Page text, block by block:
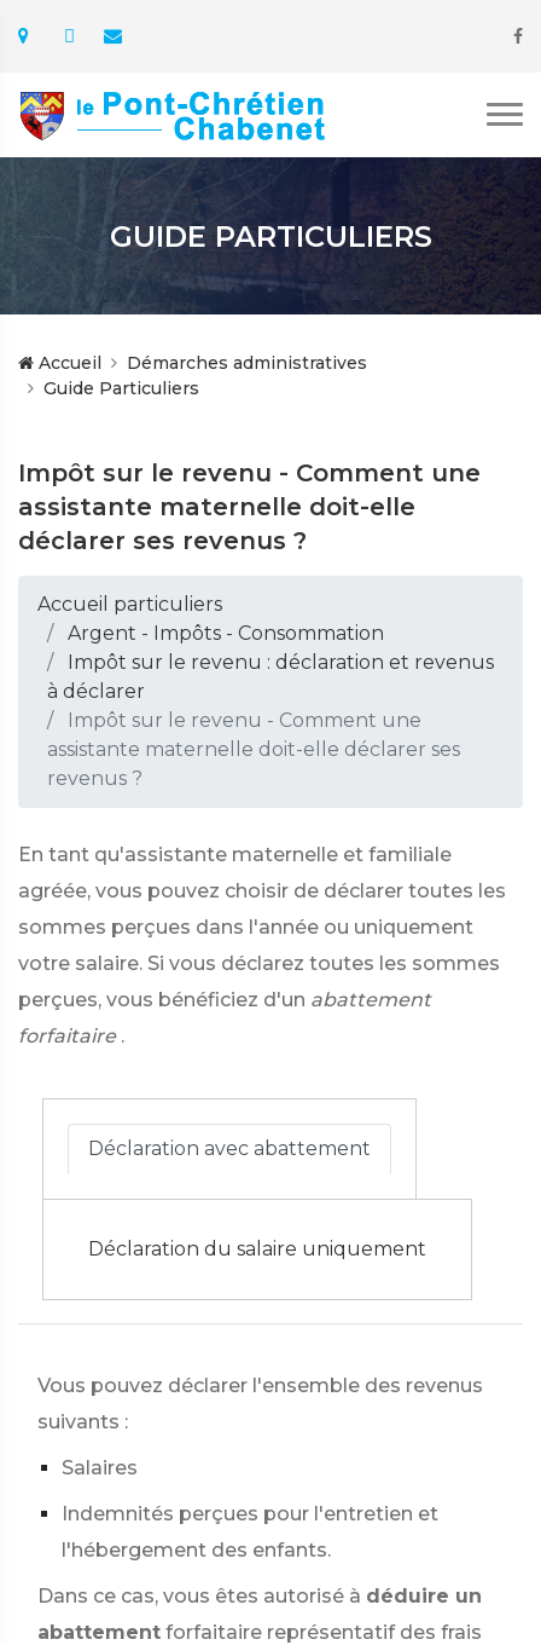
GUIDE PARTICULIERS
Accueil
Démarches administratives
Guide Particuliers
Impôt sur le revenu - Comment une
assistante maternelle doit-elle
déclarer ses revenus ?
Accueil particuliers
Argent - Impôts - Consommation
Impôt sur le revenu : déclaration et revenus
à déclarer
Impôt sur le revenu - Comment une
assistante maternelle doit-elle déclarer ses
revenus ?
En tant qu'assistante maternelle et familiale
agréée, vous pouvez choisir de déclarer toutes les
sommes perçues dans l'année ou uniquement
votre salaire. Si vous déclarez toutes les sommes
perçues, vous bénéficiez d'un abattement
forfaitaire .
Déclaration avec abattement
Déclaration du salaire uniquement
Vous pouvez déclarer l'ensemble des revenus
suivants :
Salaires
Indemnités perçues pour l'entretien et
l'hébergement des enfants.
Dans ce cas, vous êtes autorisé à déduire un
abattement forfaitaire représentatif des frais